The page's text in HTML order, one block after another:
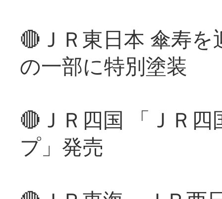
🔴ＪＲ東日本 傘寿
の一部に特別塗装
🔴ＪＲ四国 「ＪＲ
プ」発売